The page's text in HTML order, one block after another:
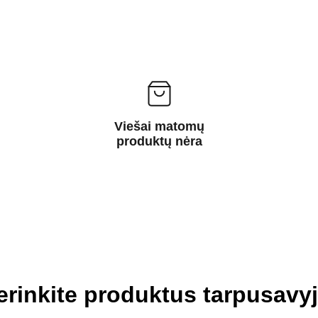
Viešai matomų
produktų nėra
produktus